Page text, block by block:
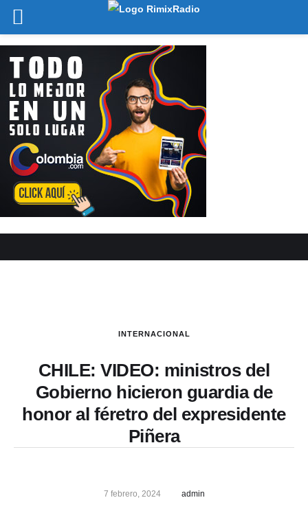
INTERNACIONAL
CHILE: VIDEO: ministros del
Gobierno hicieron guardia de
honor al féretro del expresidente
Piñera
7 febrero, 2024 admin